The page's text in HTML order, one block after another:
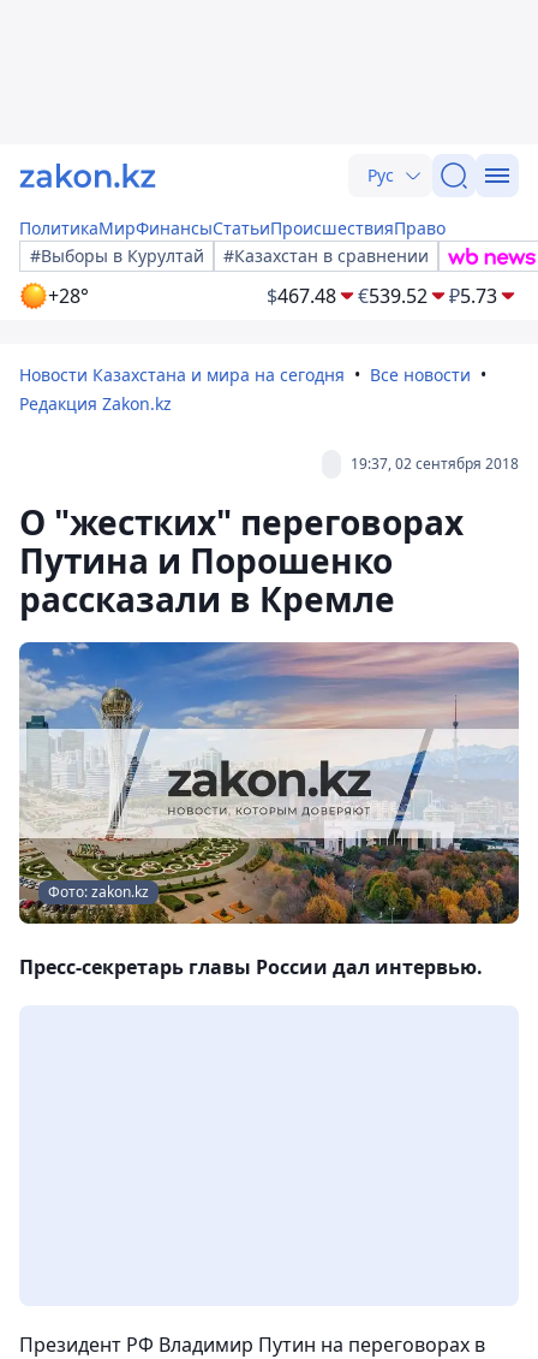
Рус
ПолитикаМирФинансыСтатьиПроисшествияПраво
#Выборы в Курултай
#Казахстан в сравнении
+28° $467.48 €539.52 ₽5.73
Новости Казахстана и мира на сегодня
Все новости
Редакция Zakon.kz
19:37, 02 сентября 2018
О "жестких" переговорах
Путина и Порошенко
рассказали в Кремле
Фото: zakon.kz
Пресс-секретарь главы России дал интервью.
Президент РФ Владимир Путин на переговорах в